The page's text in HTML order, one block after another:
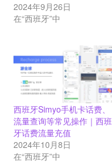
2024年9月26日
在“西班牙”中
西班牙Simyo手机卡话费、
流量查询等常见操作｜西班
牙话费流量充值
2024年10月8日
在“西班牙”中